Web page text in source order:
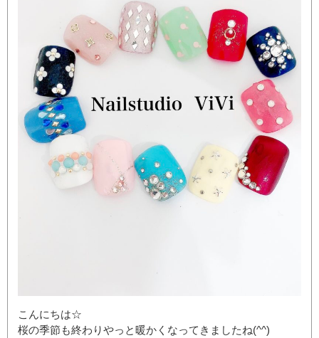
こんにちは☆
桜の季節も終わりやっと暖かくなってきましたね(^^)